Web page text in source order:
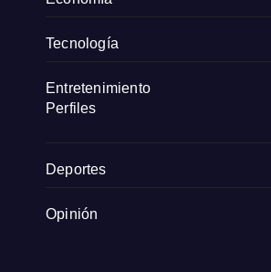
Tecnología
Entretenimiento
Perfiles
Deportes
Opinión